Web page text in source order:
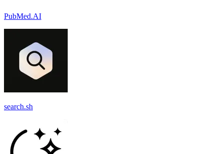
PubMed.AI
search.sh